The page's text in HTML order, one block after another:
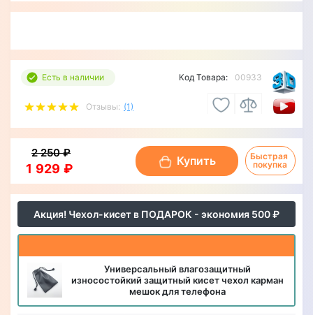
Есть в наличии
Отзывы: (1)
Код Товара: 00933
Акция! Чехол-кисет в ПОДАРОК - экономия 500 ₽
Универсальный влагозащитный
износостойкий защитный кисет чехол карман
мешок для телефона
1 929 ₽
2 250 ₽
Купить
Быстрая
покупка